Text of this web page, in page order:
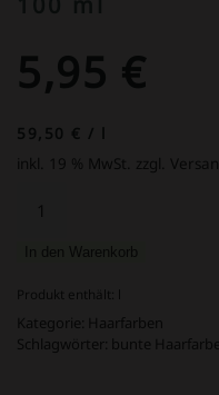
5,95 €
59,50 € /
inkl. 19 % MwSt.
zzgl.
Haartönung
100
ml
Menge
In den Warenkorb
Produkt enthält: l
Kategorie:
Haarfarben
Schlagwörter: bunte Haarfarbe